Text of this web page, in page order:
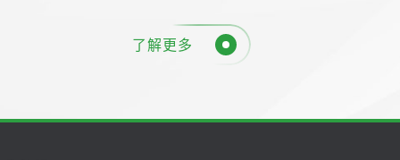
了解更多